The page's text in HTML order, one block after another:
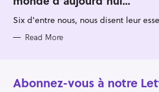
O
R
I
S
Six d'entre nous, nous disent leur
Read More
Abonnez-vous à notre